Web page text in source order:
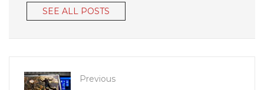
SEE ALL POSTS
Previous